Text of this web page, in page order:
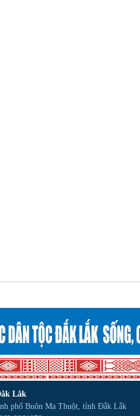
Lắk
phố Buôn Ma Thuột, tỉnh Đắk Lắk